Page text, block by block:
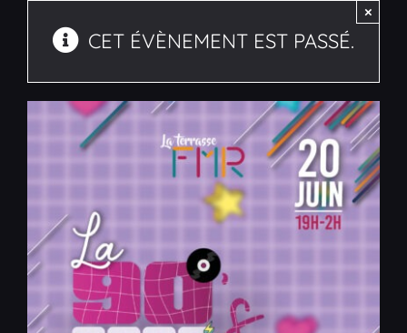
CET ÉVÈNEMENT EST PASSÉ.
×